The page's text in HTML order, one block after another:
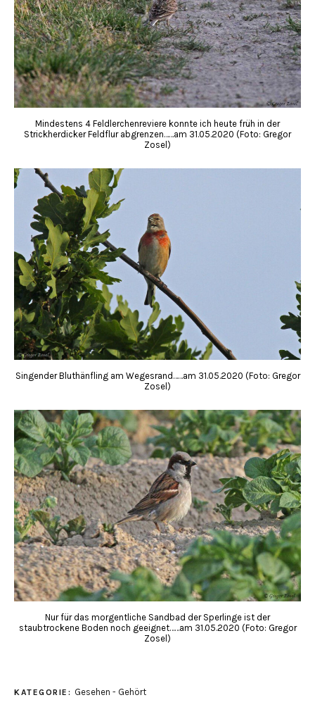
Mindestens 4 Feldlerchenreviere konnte ich heute früh in der
Strickherdicker Feldflur abgrenzen……am 31.05.2020 (Foto: Gregor
Zosel)
Singender Bluthänfling am Wegesrand……am 31.05.2020 (Foto: Gregor
Zosel)
Nur für das morgentliche Sandbad der Sperlinge ist der
staubtrockene Boden noch geeignet……am 31.05.2020 (Foto: Gregor
Zosel)
KATEGORIE: Gesehen - Gehört